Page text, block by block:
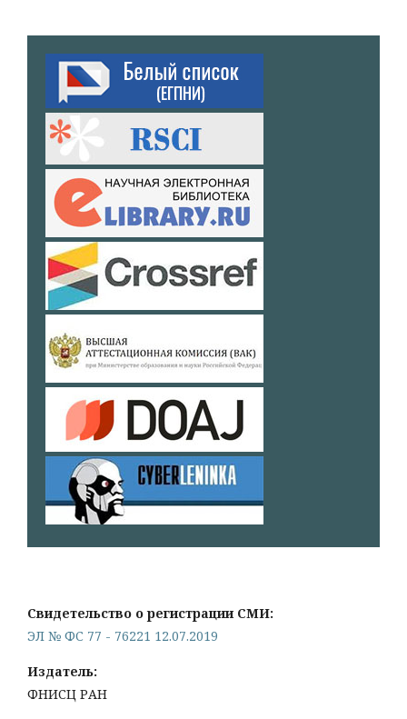
Свидетельство о регистрации СМИ:
ЭЛ № ФС 77 - 76221 12.07.2019
Издатель:
ФНИСЦ РАН